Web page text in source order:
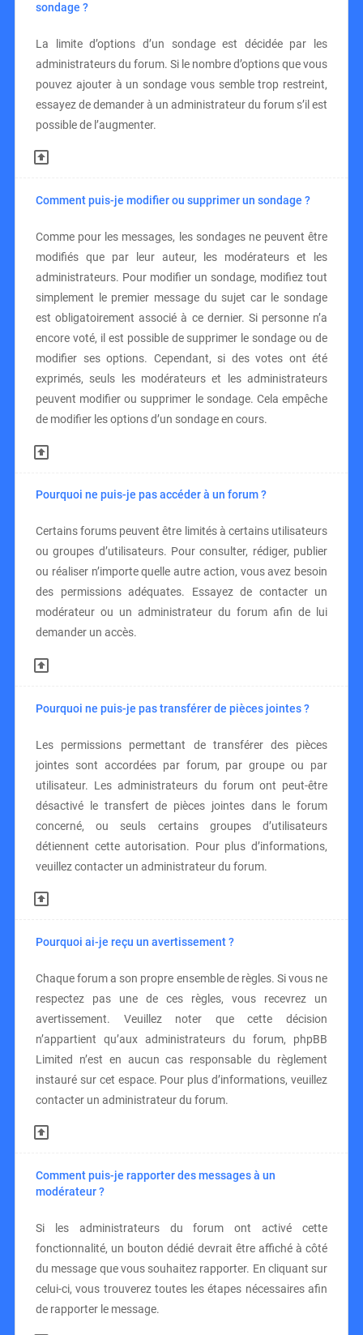
sondage ?
La limite d’options d’un sondage est décidée par les
administrateurs du forum. Si le nombre d’options que vous
pouvez ajouter à un sondage vous semble trop restreint,
essayez de demander à un administrateur du forum s’il est
possible de l’augmenter.
Comment puis-je modifier ou supprimer un sondage ?
Comme pour les messages, les sondages ne peuvent être
modifiés que par leur auteur, les modérateurs et les
administrateurs. Pour modifier un sondage, modifiez tout
simplement le premier message du sujet car le sondage
est obligatoirement associé à ce dernier. Si personne n’a
encore voté, il est possible de supprimer le sondage ou de
modifier ses options. Cependant, si des votes ont été
exprimés, seuls les modérateurs et les administrateurs
peuvent modifier ou supprimer le sondage. Cela empêche
de modifier les options d’un sondage en cours.
Pourquoi ne puis-je pas accéder à un forum ?
Certains forums peuvent être limités à certains utilisateurs
ou groupes d’utilisateurs. Pour consulter, rédiger, publier
ou réaliser n’importe quelle autre action, vous avez besoin
des permissions adéquates. Essayez de contacter un
modérateur ou un administrateur du forum afin de lui
demander un accès.
Pourquoi ne puis-je pas transférer de pièces jointes ?
Les permissions permettant de transférer des pièces
jointes sont accordées par forum, par groupe ou par
utilisateur. Les administrateurs du forum ont peut-être
désactivé le transfert de pièces jointes dans le forum
concerné, ou seuls certains groupes d’utilisateurs
détiennent cette autorisation. Pour plus d’informations,
veuillez contacter un administrateur du forum.
Pourquoi ai-je reçu un avertissement ?
Chaque forum a son propre ensemble de règles. Si vous ne
respectez pas une de ces règles, vous recevrez un
avertissement. Veuillez noter que cette décision
n’appartient qu’aux administrateurs du forum, phpBB
Limited n’est en aucun cas responsable du règlement
instauré sur cet espace. Pour plus d’informations, veuillez
contacter un administrateur du forum.
Comment puis-je rapporter des messages à un
modérateur ?
Si les administrateurs du forum ont activé cette
fonctionnalité, un bouton dédié devrait être affiché à côté
du message que vous souhaitez rapporter. En cliquant sur
celui-ci, vous trouverez toutes les étapes nécessaires afin
de rapporter le message.